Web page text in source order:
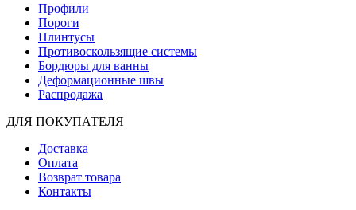
Профили
Пороги
Плинтусы
Противоскользящие системы
Бордюры для ванны
Деформационные швы
Распродажа
ДЛЯ ПОКУПАТЕЛЯ
Доставка
Оплата
Возврат товара
Контакты